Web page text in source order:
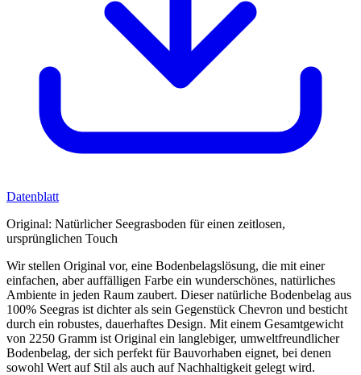
Datenblatt
Original: Natürlicher Seegrasboden für einen zeitlosen,
ursprünglichen Touch
Wir stellen Original vor, eine Bodenbelagslösung, die mit einer
einfachen, aber auffälligen Farbe ein wunderschönes, natürliches
Ambiente in jeden Raum zaubert. Dieser natürliche Bodenbelag aus
100% Seegras ist dichter als sein Gegenstück Chevron und besticht
durch ein robustes, dauerhaftes Design. Mit einem Gesamtgewicht
von 2250 Gramm ist Original ein langlebiger, umweltfreundlicher
Bodenbelag, der sich perfekt für Bauvorhaben eignet, bei denen
sowohl Wert auf Stil als auch auf Nachhaltigkeit gelegt wird.